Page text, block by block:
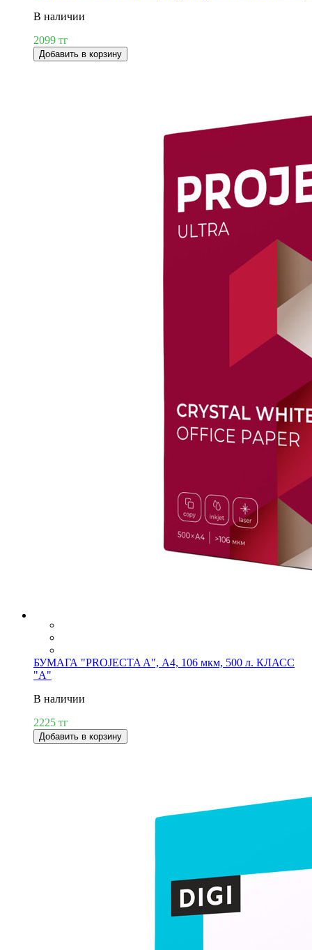
В наличии
2099 тг
Добавить в корзину
БУМАГА "PROJECTA A", А4, 106 мкм, 500 л. КЛАСС
"А"
В наличии
2225 тг
Добавить в корзину